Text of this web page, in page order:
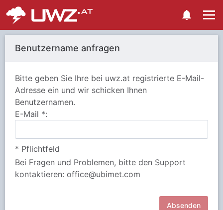
Benutzername anfragen
Bitte geben Sie Ihre bei uwz.at registrierte E-Mail-
Adresse ein und wir schicken Ihnen
Benutzernamen.
E-Mail *:
* Pflichtfeld
Bei Fragen und Problemen, bitte den Support
kontaktieren: office@ubimet.com
Absenden